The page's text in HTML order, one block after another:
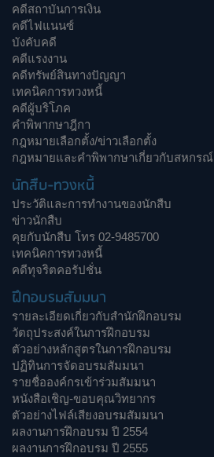
คดีสถาบันการเงิน
คดีไฟแนนซ์
บังคับคดี
คดีแรงงาน
คดีทรัพย์สินทางปัญญา
เทคนิคการทวงหนี้
คดีผู้บริโภค
คำพิพากษาฎีกา
กฎหมายเลือกตั้ง/ข่าวเลือกตั้ง
กฎหมายและคำพิพากษาเกี่ยวกับสหกรณ์
นักสืบ-ทวงหนี้
ประวัติและการทำงานของนักสืบ
ข่าวนักสืบ
คุยกับนักสืบ โทร 02-9485700
เทคนิคการทวงหนี้
คดีทุจริตคอรัปชั่น
ฝึกอบรมสัมมนา
รายละเอียดเกี่ยวกับสำนักฝึกอบรม
วัตถุประสงค์ในการฝึกอบรม
ตัวอย่างหลักสูตรในการฝึกอบรม
ปฏิทินการจัดอบรมสัมมนา
รายชื่อองค์กรเข้าร่วมสัมมนา
หนังสือเชิญ-ขอบคุณวิทยากร
ตัวอย่างไฟล์เสียงอบรมสัมมนา
ผลงานการฝึกอบรม ปี 2554
ผลงานการฝึกอบรม ปี 2555